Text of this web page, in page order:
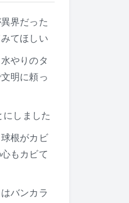
界だった
てほしい
やりのタ
明に頼っ
しました
根がカビ
もカビて
バンカラ